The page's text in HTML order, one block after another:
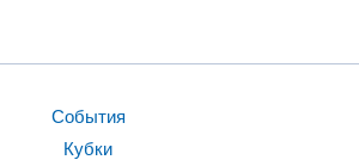
События
Кубки